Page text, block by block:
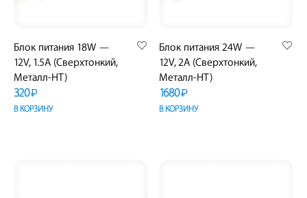
Блок питания 18W —
12V, 1.5A (Сверхтонкий,
Металл-HT)
320₽
В КОРЗИНУ
Блок питания 24W —
12V, 2A (Сверхтонкий,
Металл-HT)
1680₽
В КОРЗИНУ